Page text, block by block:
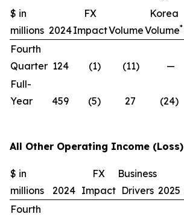
$ in
millions 2024
FX
ImpactVolume
Korea
Volume*
Fourth
Quarter 124 (1) (11) —
Full-
Year
459 (5) 27 (24)
All Other Operating Income (Loss)
$ in
millions
2024
FX
Impact
Business
Drivers 2025
Fourth